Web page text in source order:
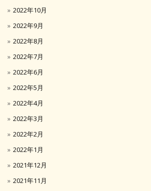
2022年10月
2022年9月
2022年8月
2022年7月
2022年6月
2022年5月
2022年4月
2022年3月
2022年2月
2022年1月
2021年12月
2021年11月